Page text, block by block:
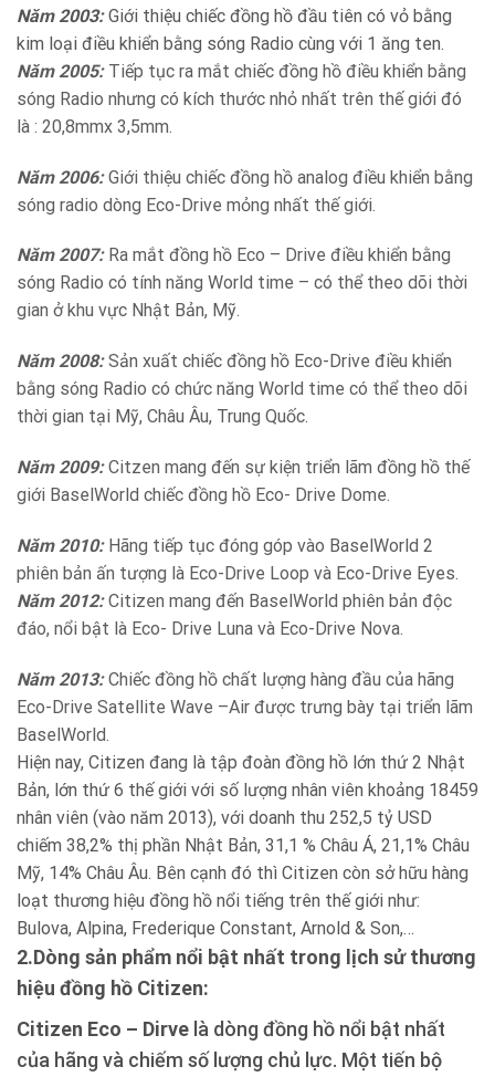
Năm 2003:Giới thiệu chiếc đồng hồ đầu tiên có vỏ bằng
kim loại điều khiển bằng sóng Radio cùng với 1 ăng ten.
Năm 2005:Tiếp tục ra mắt chiếc đồng hồ điều khiển bằng
sóng Radio nhưng có kích thước nhỏ nhất trên thế giới đó
là : 20,8mmx 3,5mm.
Năm 2006:Giới thiệu chiếc đồng hồ analog điều khiển bằng
sóng radio dòng Eco-Drive mỏng nhất thế giới.
Năm 2007:Ra mắt đồng hồ Eco – Drive điều khiển bằng
sóng Radio có tính năng World time – có thể theo dõi thời
gian ở khu vực Nhật Bản, Mỹ.
Năm 2008:Sản xuất chiếc đồng hồ Eco-Drive điều khiển
bằng sóng Radio có chức năng World time có thể theo dõi
thời gian tại Mỹ, Châu Âu, Trung Quốc.
Năm 2009:Citzen mang đến sự kiện triển lãm đồng hồ thế
giới BaselWorld chiếc đồng hồ Eco- Drive Dome.
Năm 2010:Hãng tiếp tục đóng góp vào BaselWorld 2
phiên bản ấn tượng là Eco-Drive Loop và Eco-Drive Eyes.
Năm 2012:Citizen mang đến BaselWorld phiên bản độc
đáo, nổi bật là Eco- Drive Luna và Eco-Drive Nova.
Năm 2013:Chiếc đồng hồ chất lượng hàng đầu của hãng
Eco-Drive Satellite Wave –Air được trưng bày tại triển lãm
BaselWorld.
Hiện nay, Citizen đang là tập đoàn đồng hồ lớn thứ 2 Nhật
Bản, lớn thứ 6 thế giới với số lượng nhân viên khoảng 18459
nhân viên (vào năm 2013), với doanh thu 252,5 tỷ USD
chiếm 38,2% thị phần Nhật Bản, 31,1 % Châu Á, 21,1% Châu
Mỹ, 14% Châu Âu. Bên cạnh đó thì Citizen còn sở hữu hàng
loạt thương hiệu đồng hồ nổi tiếng trên thế giới như:
Bulova, Alpina, Frederique Constant, Arnold & Son,…
2.Dòng sản phẩm nổi bật nhất trong lịch sử thương
hiệu đồng hồ Citizen:
Citizen Eco – Dirve là dòng đồng hồ nổi bật nhất
của hãng và chiếm số lượng chủ lực. Một tiến bộ